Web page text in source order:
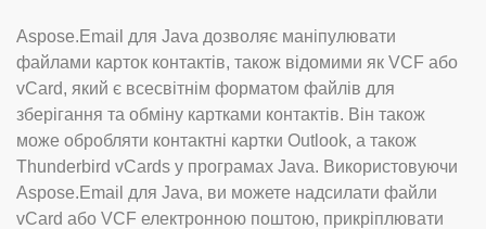
Aspose.Email для Java дозволяє маніпулювати
файлами карток контактів, також відомими як VCF або
vCard, який є всесвітнім форматом файлів для
зберігання та обміну картками контактів. Він також
може обробляти контактні картки Outlook, а також
Thunderbird vCards у програмах Java. Використовуючи
Aspose.Email для Java, ви можете надсилати файли
vCard або VCF електронною поштою, прикріплювати